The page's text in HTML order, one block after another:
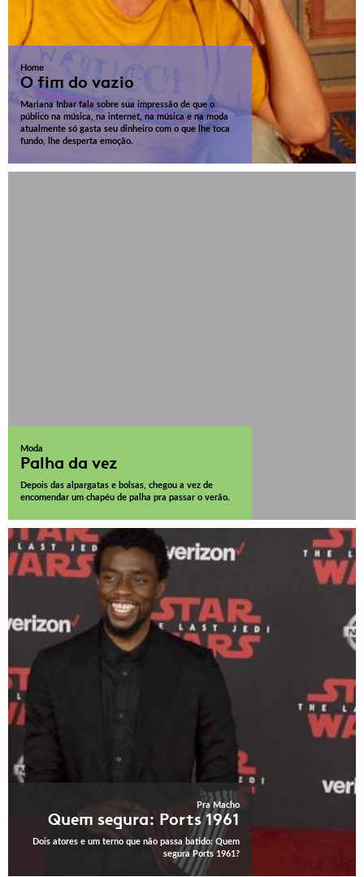
Home
O fim do vazio
Mariana Inbar fala sobre sua impressão de que o
público na música, na internet, na música e na moda
atualmente só gasta seu dinheiro com o que lhe toca
fundo, lhe desperta emoção.
Moda
Palha da vez
Depois das alpargatas e bolsas, chegou a vez de
encomendar um chapéu de palha pra passar o verão.
Pra Macho
Quem segura: Ports 1961
Dois atores e um terno que não passa batido: Quem
segura Ports 1961?